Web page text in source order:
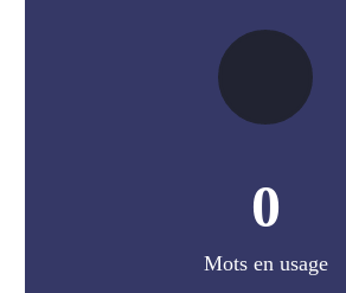
0
Mots en usage